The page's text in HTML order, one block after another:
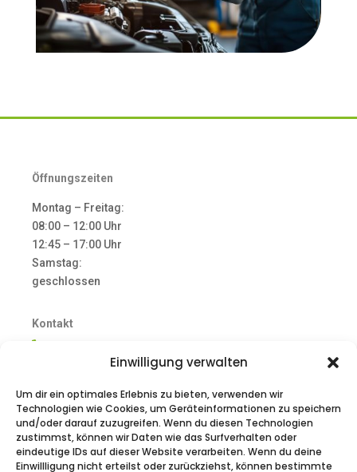
Einwilligung verwalten
Um dir ein optimales Erlebnis zu bieten, verwenden wir
Technologien wie Cookies, um Geräteinformationen zu speichern
und/oder darauf zuzugreifen. Wenn du diesen Technologien
zustimmst, können wir Daten wie das Surfverhalten oder
eindeutige IDs auf dieser Website verarbeiten. Wenn du deine
Einwillligung nicht erteilst oder zurückziehst, können bestimmte
Öffnungszeiten
Montag – Freitag:
08:00 – 12:00 Uhr
12:45 – 17:00 Uhr
Samstag:
geschlossen
Kontakt
info@kfz-service-sagel.de

Benz Str. 1
32791 Lage
Rechtliches